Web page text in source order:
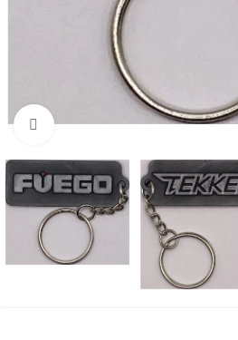
Нажмите, чтобы увеличить